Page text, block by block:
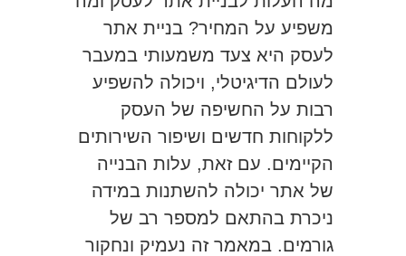
משפיע על המחיר? בניית אתר
לעסק היא צעד משמעותי במעבר
לעולם הדיגיטלי, ויכולה להשפיע
רבות על החשיפה של העסק
ללקוחות חדשים ושיפור השירותים
הקיימים. עם זאת, עלות הבנייה
של אתר יכולה להשתנות במידה
ניכרת בהתאם למספר רב של
גורמים. במאמר זה נעמיק ונחקור